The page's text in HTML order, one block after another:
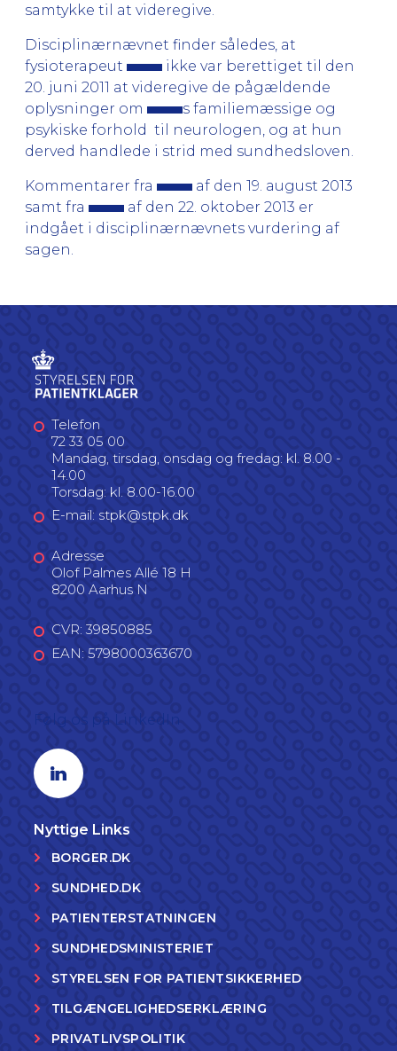
samtykke til at videregive.
Disciplinærnævnet finder således, at
fysioterapeut
ikke var berettiget til den
20. juni 2011 at videregive de pågældende
oplysninger om
s familiemæssige og
psykiske forhold til neurologen, og at hun
derved handlede i strid med sundhedsloven.
Kommentarer fra
af den 19. august 2013
samt fra
af den 22. oktober 2013 er
indgået i disciplinærnævnets vurdering af
sagen.
Telefon
72 33 05 00
Mandag, tirsdag, onsdag og fredag: kl. 8.00 -
14.00
Torsdag: kl. 8.00-16.00
E-mail: stpk@stpk.dk
Adresse
Olof Palmes Allé 18 H
8200 Aarhus N
CVR: 39850885
EAN: 5798000363670
Linkedin profil
Nyttige Links
BORGER.DK
SUNDHED.DK
PATIENTERSTATNINGEN
SUNDHEDSMINISTERIET
STYRELSEN FOR PATIENTSIKKERHED
TILGÆNGELIGHEDSERKLÆRING
PRIVATLIVSPOLITIK